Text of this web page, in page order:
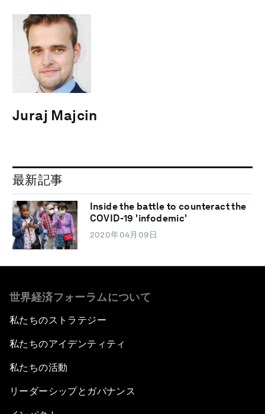
Juraj Majcin
最新記事
Inside the battle to counteract the
COVID-19 'infodemic'
2020年04月09日
世界経済フォーラムについて
私たちのストラテジー
私たちのアイデンティティ
私たちの活動
リーダーシップとガバナンス